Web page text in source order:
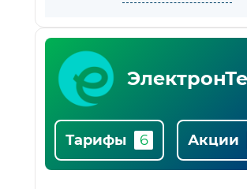
Тарифы Акции